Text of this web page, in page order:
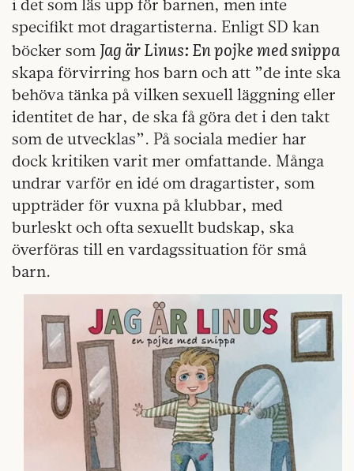
i det som läs upp för barnen, men inte
specifikt mot dragartisterna. Enligt SD kan
böcker som Jag är Linus: En pojke med snippa
skapa förvirring hos barn och att ”de inte ska
behöva tänka på vilken sexuell läggning eller
identitet de har, de ska få göra det i den takt
som de utvecklas”. På sociala medier har
dock kritiken varit mer omfattande. Många
undrar varför en idé om dragartister, som
uppträder för vuxna på klubbar, med
burleskt och ofta sexuellt budskap, ska
överföras till en vardagssituation för små
barn.